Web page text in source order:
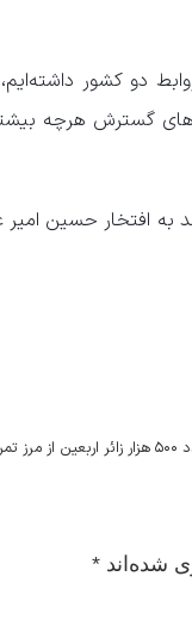
دو کشور
گسترش هرچه
به افتخار حسین امیر
شده‌اند *